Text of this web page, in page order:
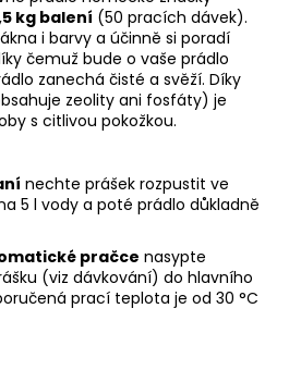
kg balení (50 pracích dávek).
i barvy a účinně si poradí
čemuž bude o vaše prádlo
zanechá čisté a svěží. Díky
zeolity ani fosfáty) je
s citlivou pokožkou.
nechte prášek rozpustit ve
5 l vody a poté prádlo důkladně
pračce nasypte
(viz dávkování) do hlavního
prací teplota je od 30 °C